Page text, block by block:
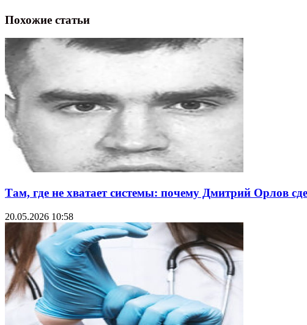
Похожие статьи
Там, где не хватает системы: почему Дмитрий Орлов
20.05.2026 10:58